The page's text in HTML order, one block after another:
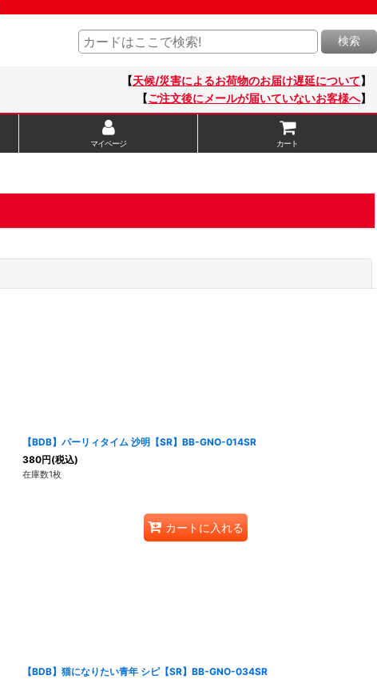
検索
【天候/災害によるお荷物のお届け遅延について】
【ご注文後にメールが届いていないお客様へ】
マイページ カート
【BDB】パーリィタイム 沙明【SR】BB-GNO-014SR
380円(税込)
在庫数1枚
カートに入れる
【BDB】猫になりたい青年 シピ【SR】BB-GNO-034SR